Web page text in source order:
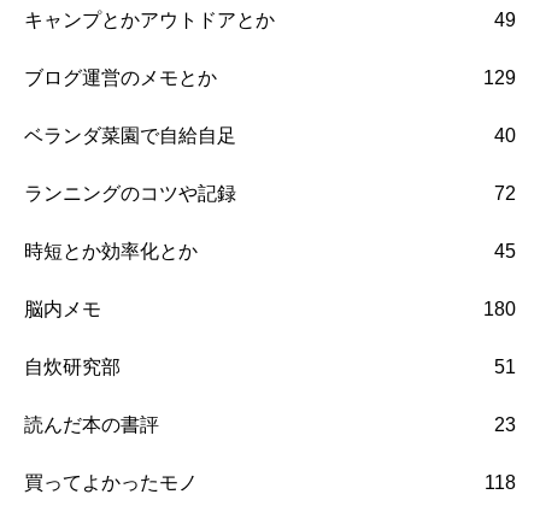
キャンプとかアウトドアとか 49
ブログ運営のメモとか 129
ベランダ菜園で自給自足 40
ランニングのコツや記録 72
時短とか効率化とか 45
脳内メモ 180
自炊研究部 51
読んだ本の書評 23
買ってよかったモノ 118